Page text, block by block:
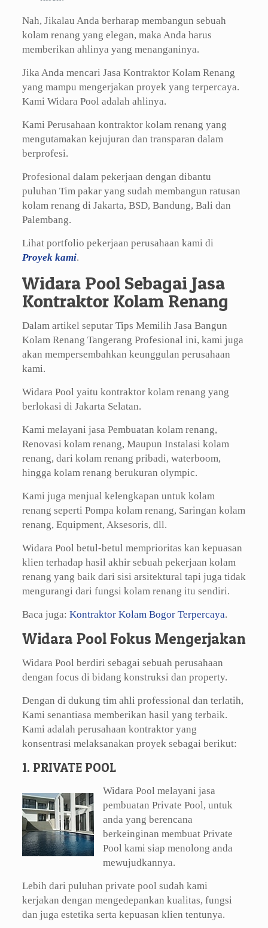
Nah, Jikalau Anda berharap membangun sebuah
kolam renang yang elegan, maka Anda harus
memberikan ahlinya yang menanganinya.
Jika Anda mencari Jasa Kontraktor Kolam Renang
yang mampu mengerjakan proyek yang terpercaya.
Kami Widara Pool adalah ahlinya.
Kami Perusahaan kontraktor kolam renang yang
mengutamakan kejujuran dan transparan dalam
berprofesi.
Profesional dalam pekerjaan dengan dibantu
puluhan Tim pakar yang sudah membangun ratusan
kolam renang di Jakarta, BSD, Bandung, Bali dan
Palembang.
Lihat portfolio pekerjaan perusahaan kami di
Proyek kami.
Widara Pool Sebagai Jasa
Kontraktor Kolam Renang
Dalam artikel seputar Tips Memilih Jasa Bangun
Kolam Renang Tangerang Profesional ini, kami juga
akan mempersembahkan keunggulan perusahaan
kami.
Widara Pool yaitu kontraktor kolam renang yang
berlokasi di Jakarta Selatan.
Kami melayani jasa Pembuatan kolam renang,
Renovasi kolam renang, Maupun Instalasi kolam
renang, dari kolam renang pribadi, waterboom,
hingga kolam renang berukuran olympic.
Kami juga menjual kelengkapan untuk kolam
renang seperti Pompa kolam renang, Saringan kolam
renang, Equipment, Aksesoris, dll.
Widara Pool betul-betul memprioritas kan kepuasan
klien terhadap hasil akhir sebuah pekerjaan kolam
renang yang baik dari sisi arsitektural tapi juga tidak
mengurangi dari fungsi kolam renang itu sendiri.
Baca juga: Kontraktor Kolam Bogor Terpercaya.
Widara Pool Fokus Mengerjakan
Widara Pool berdiri sebagai sebuah perusahaan
dengan focus di bidang konstruksi dan property.
Dengan di dukung tim ahli professional dan terlatih,
Kami senantiasa memberikan hasil yang terbaik.
Kami adalah perusahaan kontraktor yang
konsentrasi melaksanakan proyek sebagai berikut:
1. PRIVATE POOL
Widara Pool melayani jasa
pembuatan Private Pool, untuk
anda yang berencana
berkeinginan membuat Private
Pool kami siap menolong anda
mewujudkannya.
Lebih dari puluhan private pool sudah kami
kerjakan dengan mengedepankan kualitas, fungsi
dan juga estetika serta kepuasan klien tentunya.